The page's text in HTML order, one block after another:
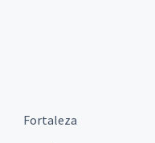
Fortaleza